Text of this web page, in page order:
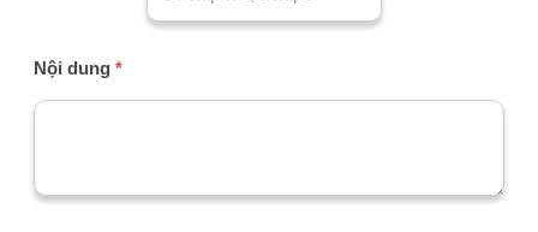
Nội dung *